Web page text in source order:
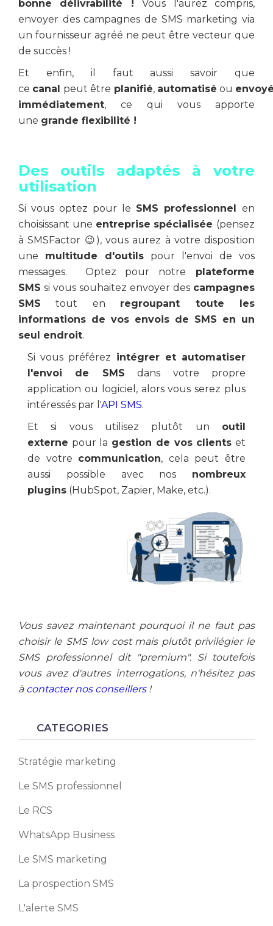
bonne délivrabilité !Vous l'aurez compris,
envoyer des campagnes de SMS marketing via
un fournisseur agréé ne peut être vecteur que
de succès !
Et enfin, il faut aussi savoir que
ce canal peut être planifié, automatisé ou
immédiatement, ce qui vous apporte
une grande flexibilité !
Des outils adaptés à votre
utilisation
Si vous optez pour le SMS professionnel en
choisissant une entreprise spécialisée (pensez
à SMSFactor 😉), vous aurez à votre disposition
une multitude d'outils pour l'envoi de vos
messages. Optez pour notre plateforme
SMS si vous souhaitez envoyer des campagnes
SMS tout en regroupant toute les
informations de vos envois de SMS en un
seul endroit.
Si vous préférez intégrer et automatiser
l'envoi de SMS dans votre propre
application ou logiciel, alors vous serez plus
intéressés par l'API SMS.
Et si vous utilisez plutôt un outil
externe pour la gestion de vos clients et
de votre communication, cela peut être
aussi possible avec nos nombreux
plugins (HubSpot, Zapier, Make, etc.).
Vous savez maintenant pourquoi il ne faut pas
choisir le SMS low cost mais plutôt privilégier le
SMS professionnel dit "premium". Si toutefois
vous avez d'autres interrogations, n'hésitez pas
à contacter nos conseillers!
CATEGORIES
Stratégie marketing
Le SMS professionnel
Le RCS
WhatsApp Business
Le SMS marketing
La prospection SMS
L'alerte SMS